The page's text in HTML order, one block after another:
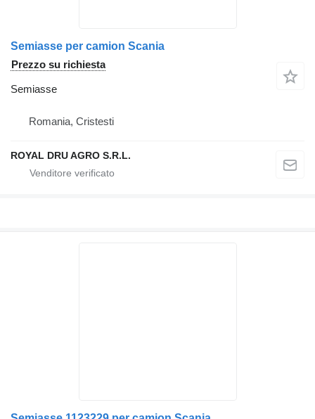
Semiasse per camion Scania
Prezzo su richiesta
Semiasse
Romania, Cristesti
ROYAL DRU AGRO S.R.L.